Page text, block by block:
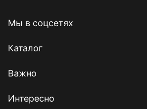
Мы в соцсетях
Каталог
Важно
Интересно